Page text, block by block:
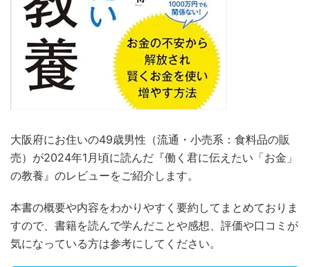
大阪府にお住いの49歳男性（流通・小売系：食料品の販
売）が2024年1月頃に読んだ『働く君に伝えたい「お金」
の教養』のレビューをご紹介します。
本書の概要や内容をわかりやすく要約してまとめておりま
すので、書籍を読んで学んだことや感想、評価や口コミが
気になっている方は参考にしてください。